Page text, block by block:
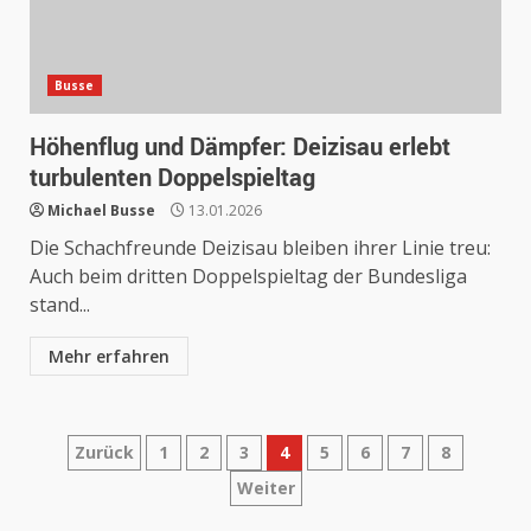
Busse
Höhenflug und Dämpfer: Deizisau erlebt
turbulenten Doppelspieltag
Michael Busse 13.01.2026
Die Schachfreunde Deizisau bleiben ihrer Linie treu:
Auch beim dritten Doppelspieltag der Bundesliga
stand...
Mehr erfahren
Seitennummerierung
Zurück 1 2 3 4 5 6 7
8
Weiter